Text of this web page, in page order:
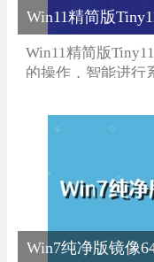
Win11精简版
Win11精简版
的操作，智能进行
活，轻松点击就
作，一键点击即可
版本都是免费使用
本。
Win7纯净版镜像